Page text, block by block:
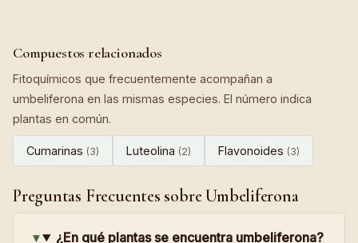
Compuestos relacionados
Fitoquímicos que frecuentemente acompañan a
umbeliferona en las mismas especies. El número indica
plantas en común.
Cumarinas (3) Luteolina (2) Flavonoides (3)
Preguntas Frecuentes sobre Umbeliferona
¿En qué plantas se encuentra umbeliferona?